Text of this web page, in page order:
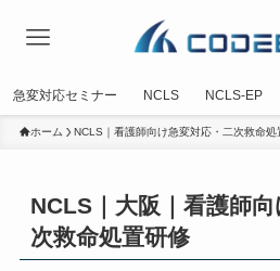
急変対応セミナー NCLS NCLS-EP
ホーム NCLS｜看護師向け急変対応・二次救命処
NCLS｜大阪｜看護師
次救命処置研修